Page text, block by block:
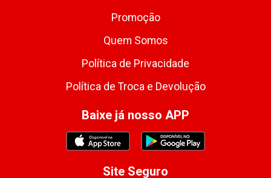
Promoção
Quem Somos
Política de Privacidade
Política de Troca e Devolução
Baixe já nosso APP
Site Seguro